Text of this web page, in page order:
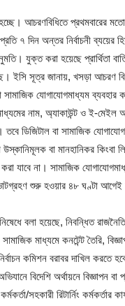
আচরণবিধিতে প্রথমবারের
৭ দিন অন্তর নির্বাচনী ব্যয়ের
যুক্ত করা হয়েছে প্রার্থিতা
সূত্র জানায়, খসড়া আচরণ
যোগাযোগমাধ্যম ব্যবহার
নাম, অ্যাকাউন্ট ও ই-
তবে ডিজিটাল বা সামাজিক
বা মানহানিকর কিংবা
যাবে না। সামাজিক
শুরু হওয়ার ৪৮ ঘণ্টা আগেই
বলা হয়েছে, নিবন্ধিত
মাধ্যমে কনটেন্ট তৈরি,
কমিশন বরাবর দাখিল করতে
বিদেশি অর্থায়নে বিজ্ঞাপন বা
সহকারী রিটার্নিং